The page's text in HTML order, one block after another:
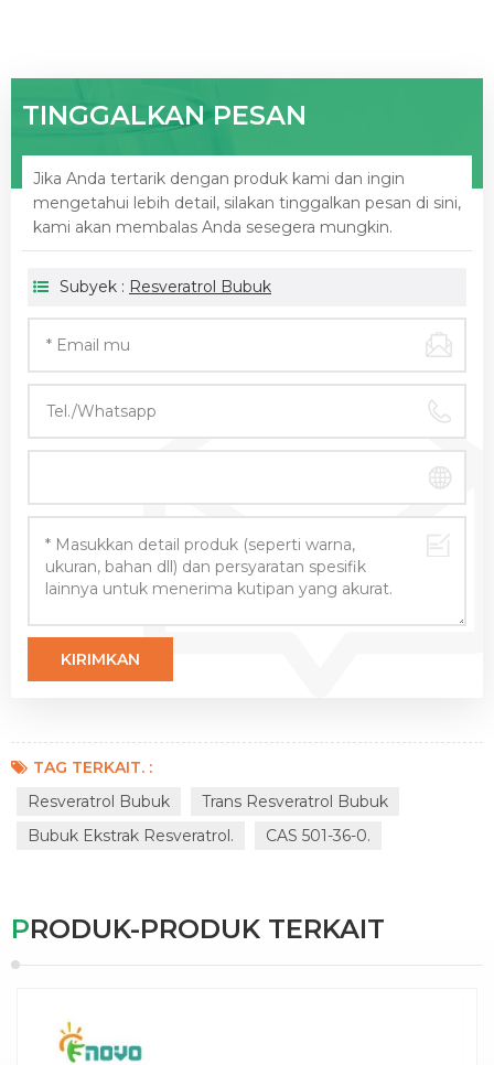
TINGGALKAN PESAN
Jika Anda tertarik dengan produk kami dan ingin
mengetahui lebih detail, silakan tinggalkan pesan di sini,
kami akan membalas Anda sesegera mungkin.
Subyek : Resveratrol Bubuk
TAG TERKAIT. :
Resveratrol Bubuk
Trans Resveratrol Bubuk
Bubuk Ekstrak Resveratrol.
CAS 501-36-0.
PRODUK-PRODUK TERKAIT